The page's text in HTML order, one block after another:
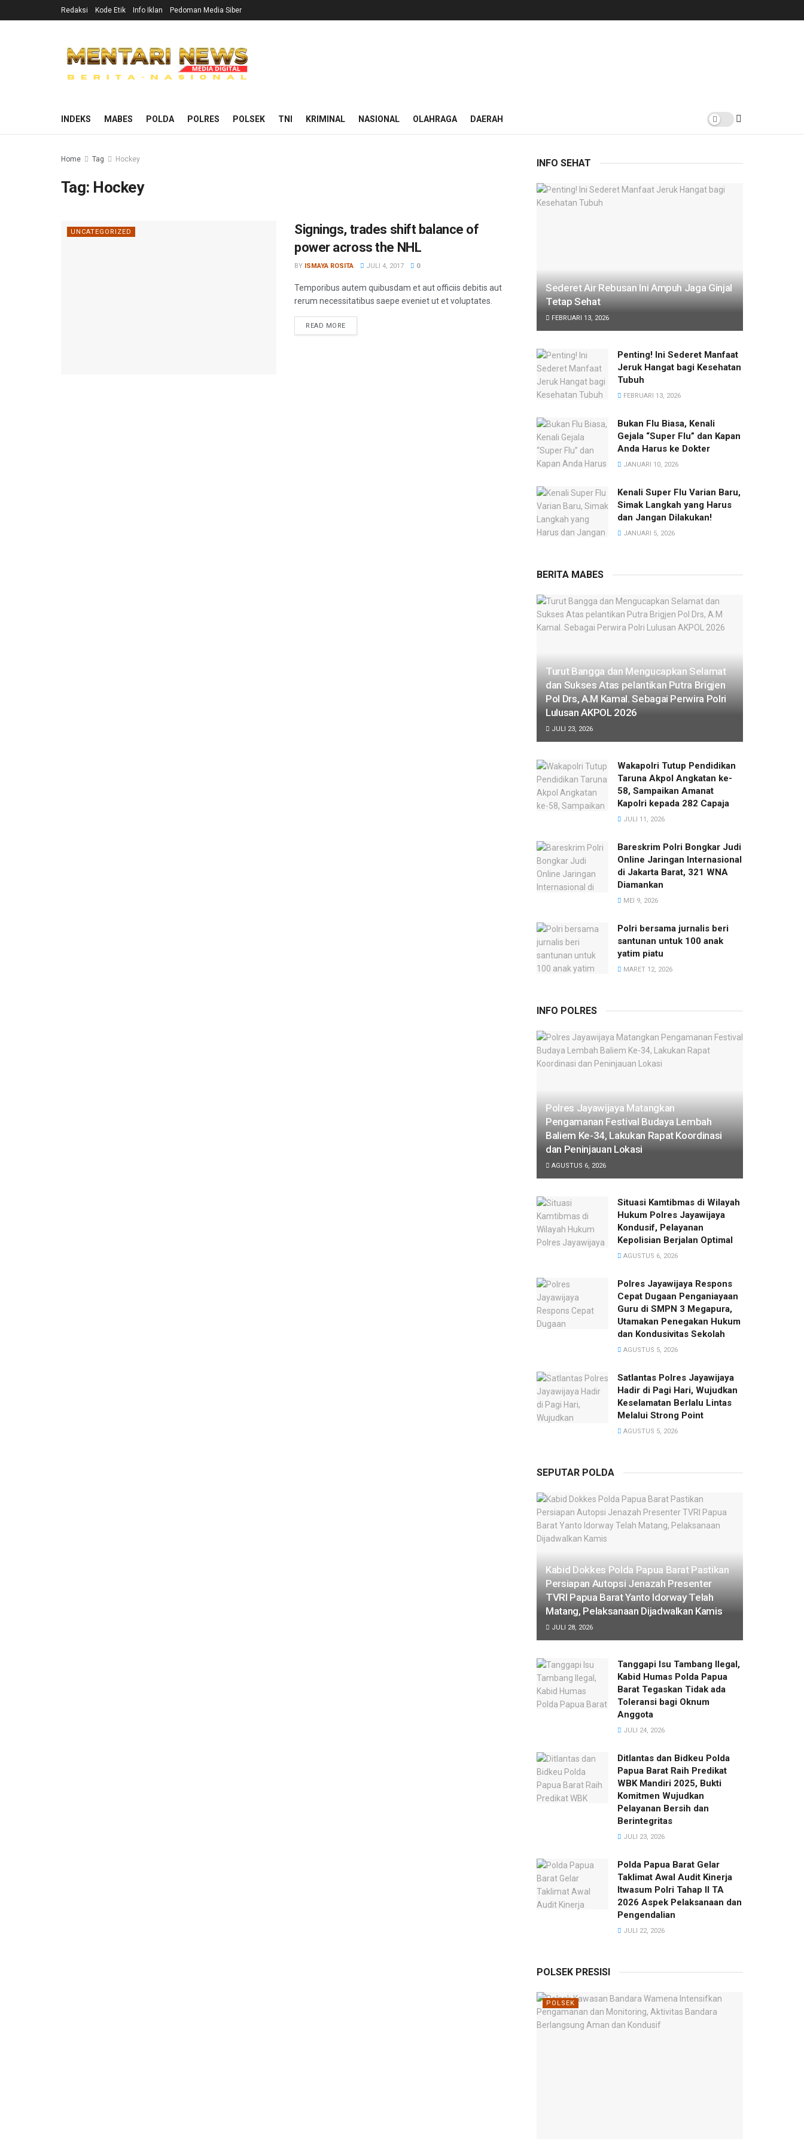
Redaksi Kode Etik Info Iklan Pedoman Media Siber
INDEKS MABES POLDA POLRES POLSEK TNI KRIMINAL NASIONAL OLAHRAGA DAERAH
Home Tag Hockey
Tag: Hockey
UNCATEGORIZED
Signings, trades shift balance of
power across the NHL
BY ISMAYA ROSITA JULI 4, 2017 0
Temporibus autem quibusdam et aut officiis debitis aut
rerum necessitatibus saepe eveniet ut et voluptates.
READ MORE
INFO SEHAT
Sederet Air Rebusan Ini Ampuh Jaga Ginjal
Tetap Sehat
FEBRUARI 13, 2026
Penting! Ini Sederet Manfaat
Jeruk Hangat bagi Kesehatan
Tubuh
FEBRUARI 13, 2026
Bukan Flu Biasa, Kenali
Gejala “Super Flu” dan Kapan
Anda Harus ke Dokter
JANUARI 10, 2026
Kenali Super Flu Varian Baru,
Simak Langkah yang Harus
dan Jangan Dilakukan!
JANUARI 5, 2026
BERITA MABES
Turut Bangga dan Mengucapkan Selamat
dan Sukses Atas pelantikan Putra Brigjen
Pol Drs, A.M Kamal. Sebagai Perwira Polri
Lulusan AKPOL 2026
JULI 23, 2026
Wakapolri Tutup Pendidikan
Taruna Akpol Angkatan ke-
58, Sampaikan Amanat
Kapolri kepada 282 Capaja
JULI 11, 2026
Bareskrim Polri Bongkar Judi
Online Jaringan Internasional
di Jakarta Barat, 321 WNA
Diamankan
MEI 9, 2026
Polri bersama jurnalis beri
santunan untuk 100 anak
yatim piatu
MARET 12, 2026
INFO POLRES
Polres Jayawijaya Matangkan
Pengamanan Festival Budaya Lembah
Baliem Ke-34, Lakukan Rapat Koordinasi
dan Peninjauan Lokasi
AGUSTUS 6, 2026
Situasi Kamtibmas di Wilayah
Hukum Polres Jayawijaya
Kondusif, Pelayanan
Kepolisian Berjalan Optimal
AGUSTUS 6, 2026
Polres Jayawijaya Respons
Cepat Dugaan Penganiayaan
Guru di SMPN 3 Megapura,
Utamakan Penegakan Hukum
dan Kondusivitas Sekolah
AGUSTUS 5, 2026
Satlantas Polres Jayawijaya
Hadir di Pagi Hari, Wujudkan
Keselamatan Berlalu Lintas
Melalui Strong Point
AGUSTUS 5, 2026
SEPUTAR POLDA
Kabid Dokkes Polda Papua Barat Pastikan
Persiapan Autopsi Jenazah Presenter
TVRI Papua Barat Yanto Idorway Telah
Matang, Pelaksanaan Dijadwalkan Kamis
JULI 28, 2026
Tanggapi Isu Tambang Ilegal,
Kabid Humas Polda Papua
Barat Tegaskan Tidak ada
Toleransi bagi Oknum
Anggota
JULI 24, 2026
Ditlantas dan Bidkeu Polda
Papua Barat Raih Predikat
WBK Mandiri 2025, Bukti
Komitmen Wujudkan
Pelayanan Bersih dan
Berintegritas
JULI 23, 2026
Polda Papua Barat Gelar
Taklimat Awal Audit Kinerja
Itwasum Polri Tahap II TA
2026 Aspek Pelaksanaan dan
Pengendalian
JULI 22, 2026
POLSEK PRESISI
POLSEK